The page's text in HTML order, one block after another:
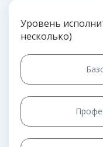
Уровень
несколько)